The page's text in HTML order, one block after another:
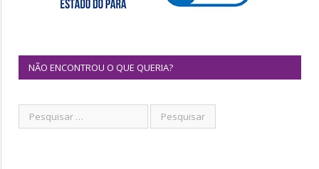
NÃO ENCONTROU O QUE QUERIA?